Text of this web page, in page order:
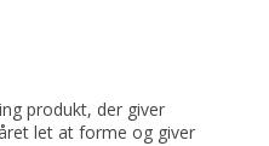
produkt, der giver
let at forme og giver